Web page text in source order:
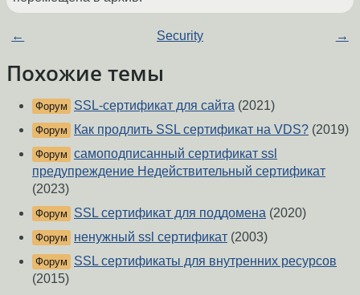
← Security →
Похожие темы
Форум SSL-сертификат для сайта (2021)
Форум Как продлить SSL сертификат на VDS? (2019)
Форум самоподписанный сертификат ssl
предупреждение Недействительный сертификат
(2023)
Форум SSL сертификат для поддомена (2020)
Форум ненужный ssl сертификат (2003)
Форум
SSL сертификаты для внутренних ресурсов
(2015)